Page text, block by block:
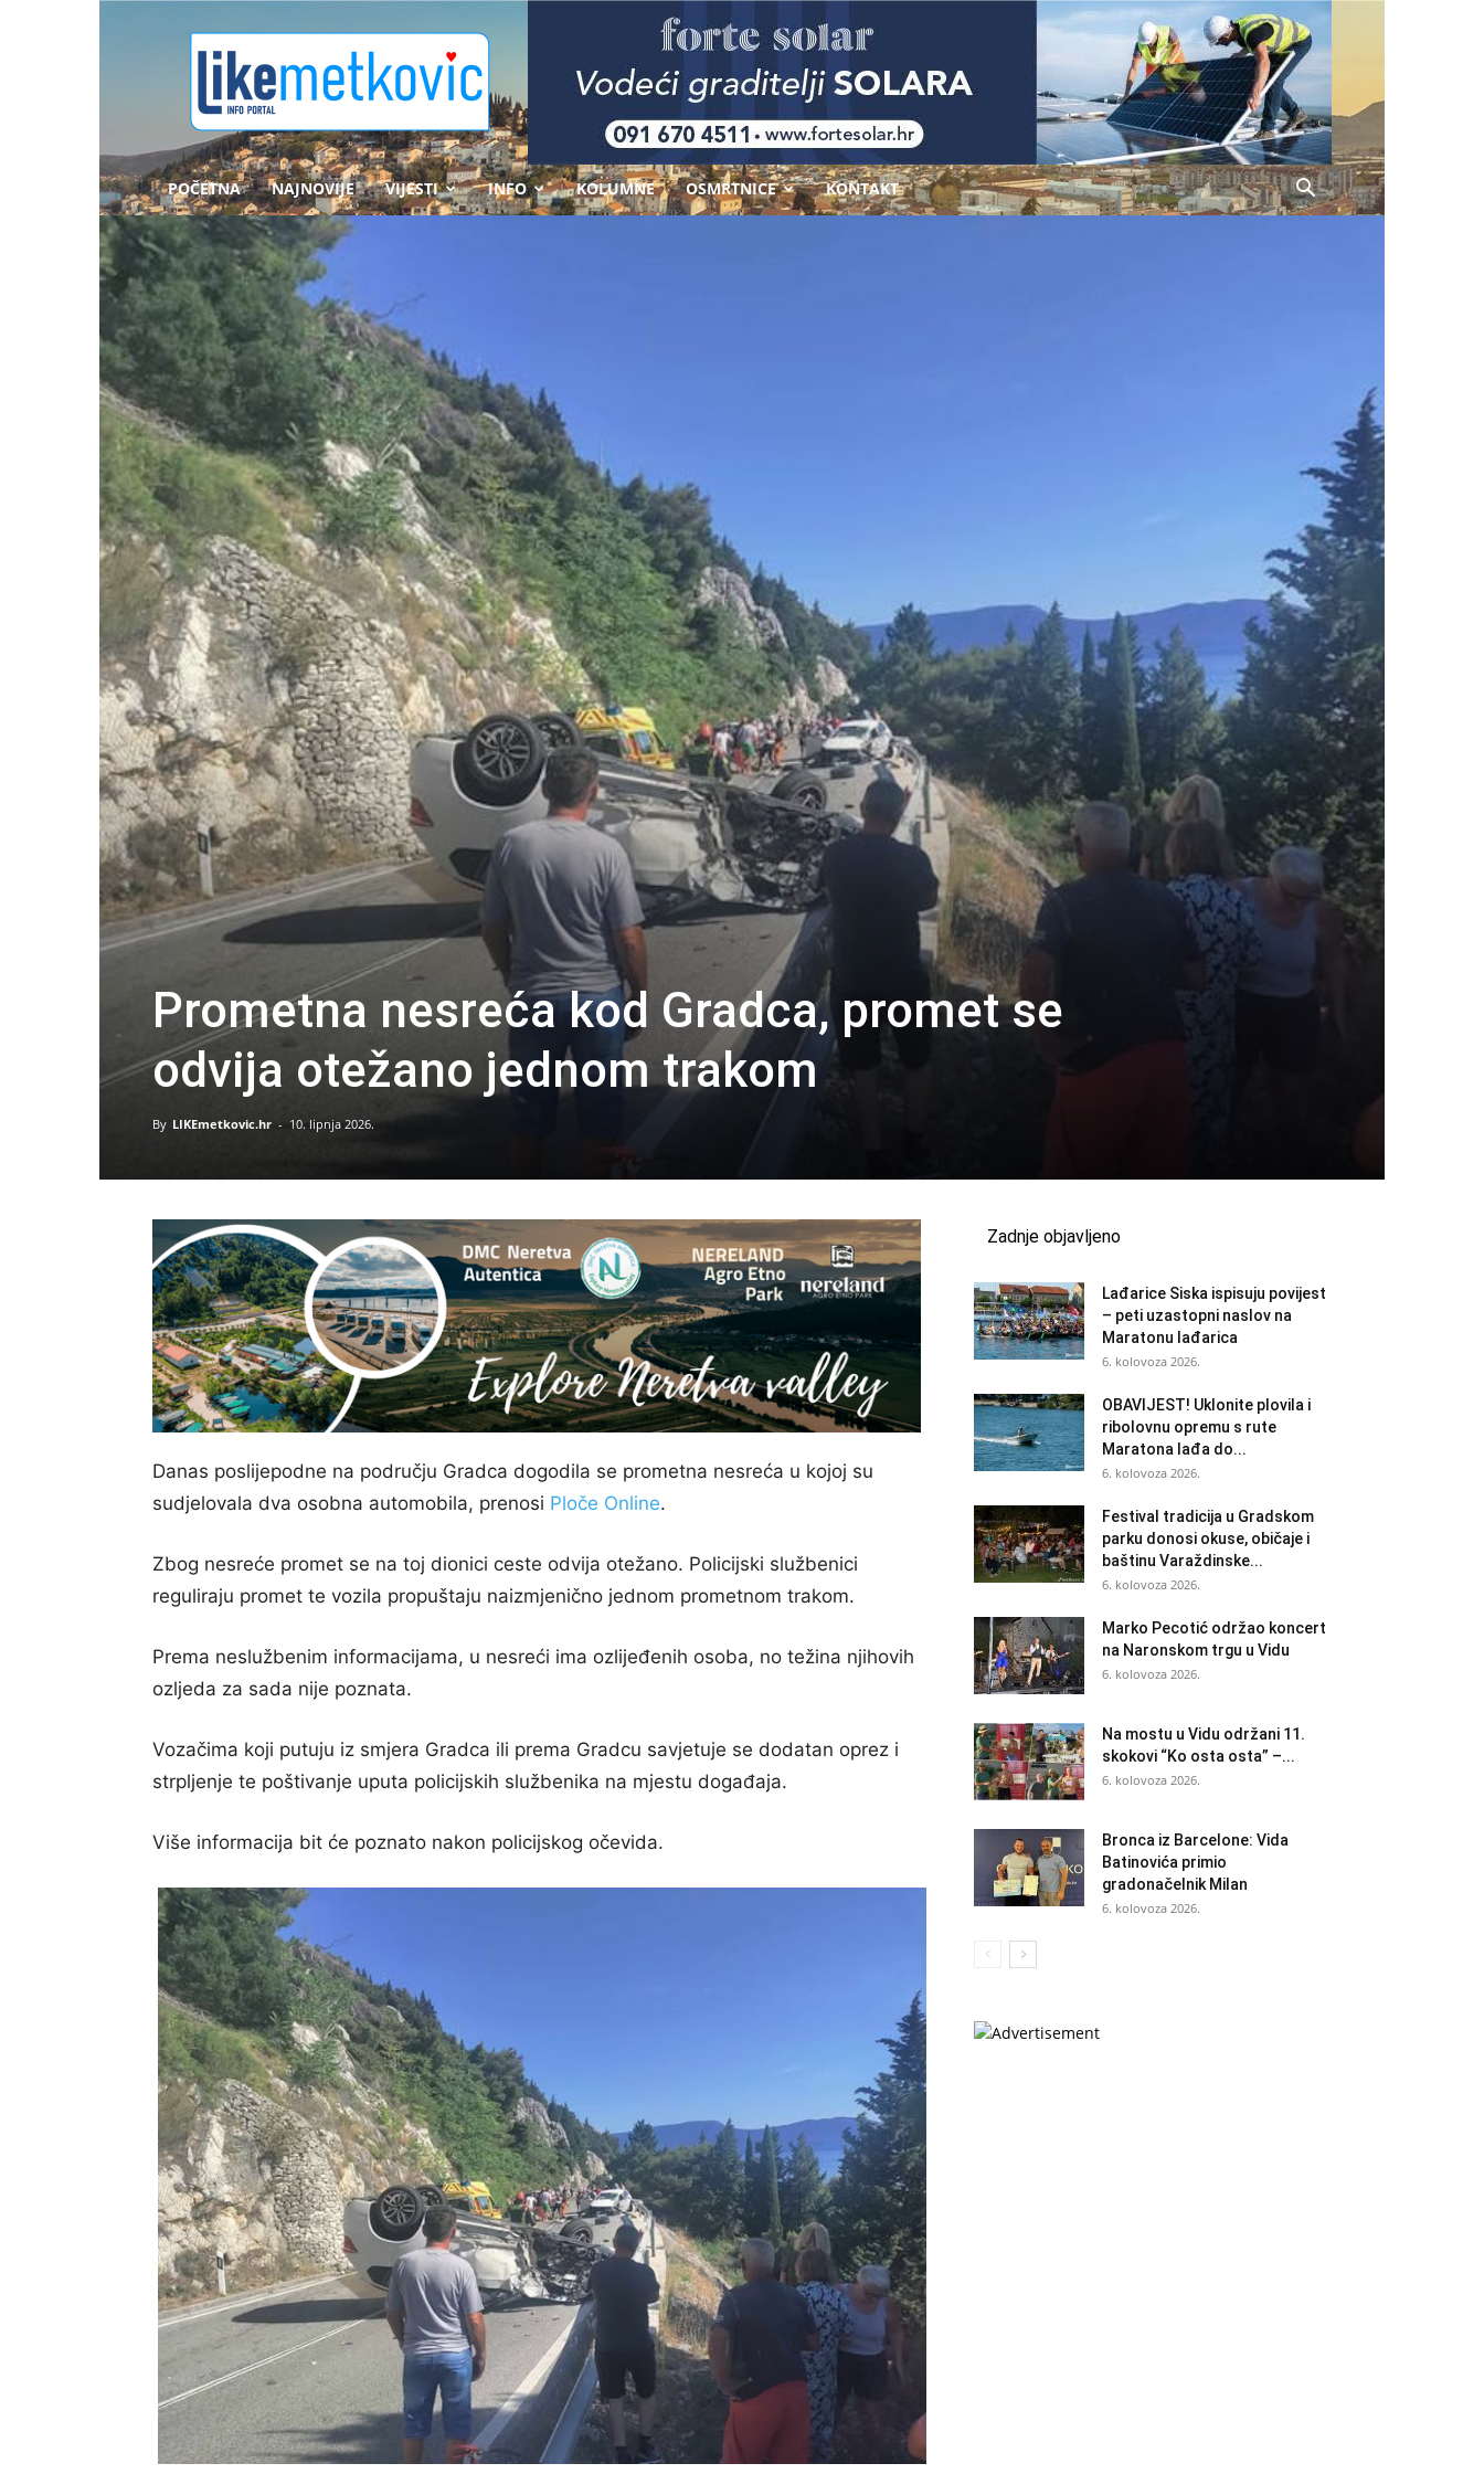
POČETNA NAJNOVIJE VIJESTI INFO KOLUMNE OSMRTNICE KONTAKT
Prometna nesreća kod Gradca, promet se
odvija otežano jednom trakom
By LIKEmetkovic.hr - 10. lipnja 2026.
Danas poslijepodne na području Gradca dogodila se prometna nesreća u kojoj su
sudjelovala dva osobna automobila, prenosi Ploče Online.
Zbog nesreće promet se na toj dionici ceste odvija otežano. Policijski službenici
reguliraju promet te vozila propuštaju naizmjenično jednom prometnom trakom.
Prema neslužbenim informacijama, u nesreći ima ozlijeđenih osoba, no težina njihovih
ozljeda za sada nije poznata.
Vozačima koji putuju iz smjera Gradca ili prema Gradcu savjetuje se dodatan oprez i
strpljenje te poštivanje uputa policijskih službenika na mjestu događaja.
Više informacija bit će poznato nakon policijskog očevida.
Zadnje objavljeno
Lađarice Siska ispisuju povijest
– peti uzastopni naslov na
Maratonu lađarica
6. kolovoza 2026.
OBAVIJEST! Uklonite plovila i
ribolovnu opremu s rute
Maratona lađa do...
6. kolovoza 2026.
Festival tradicija u Gradskom
parku donosi okuse, običaje i
baštinu Varaždinske...
6. kolovoza 2026.
Marko Pecotić održao koncert
na Naronskom trgu u Vidu
6. kolovoza 2026.
Na mostu u Vidu održani 11.
skokovi “Ko osta osta” –...
6. kolovoza 2026.
Bronca iz Barcelone: Vida
Batinovića primio
gradonačelnik Milan
6. kolovoza 2026.